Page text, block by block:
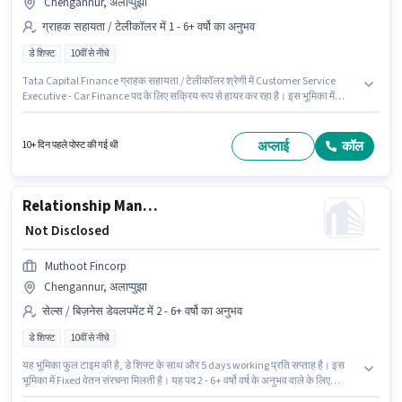
ग्राहक सहायता / टेलीकॉलर में 1 - 6+ वर्षो का अनुभव
डे शिफ्ट 10वीं से नीचे
Tata Capital Finance ग्राहक सहायता / टेलीकॉलर श्रेणी में Customer Service
Executive - Car Finance पद के लिए सक्रिय रूप से हायर कर रहा है। इस भूमिका में
वाले के लिए खुली है, मासिक वेतन ₹1 रहेगा। यह भूमिका फुल टाइम की है, डे शिफ्ट के साथ और
10+ दिन पहले पोस्ट की गई थी अप्लाई कॉल
Relationship Manager - Secured & Unsecured Business Loans
₹ Not Disclosed
Muthoot Fincorp
Chengannur, अलाप्पुझा
सेल्स / बिज़नेस डेवलपमेंट में 2 - 6+ वर्षो का अनुभव
डे शिफ्ट 10वीं से नीचे
यह भूमिका फुल टाइम की है, डे शिफ्ट के साथ और 5 days working प्रति सप्ताह है। इस
भूमिका में Fixed वेतन संरचना मिलती है। यह पद 2 - 6+ वर्षो वर्ष के अनुभव वाले के लिए